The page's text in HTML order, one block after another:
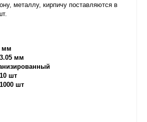
металлу, кирпичу поставляются в
мм
3.05 мм
10 шт
1000 шт